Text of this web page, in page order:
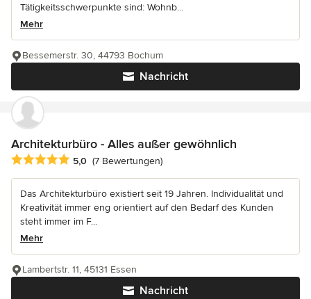
Tätigkeitsschwerpunkte sind: Wohnb...
Mehr
Nachricht
Bessemerstr. 30, 44793 Bochum
Architekturbüro - Alles außer gewöhnlich
Durchschnittliche Bewertung: 5 von 5 Sternen
5,0 (7 Bewertungen)
Das Architekturbüro existiert seit 19 Jahren. Individualität und
Kreativität immer eng orientiert auf den Bedarf des Kunden
steht immer im F...
Mehr
Nachricht
Lambertstr. 11, 45131 Essen